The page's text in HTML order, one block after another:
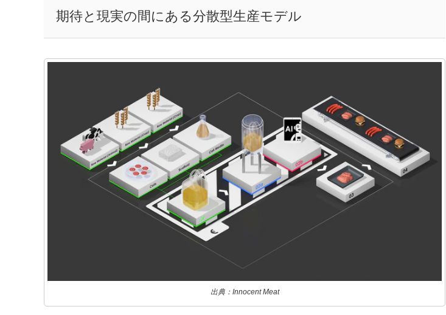
期待と現実の間にある分散型生産モデル
出典：Innocent Meat